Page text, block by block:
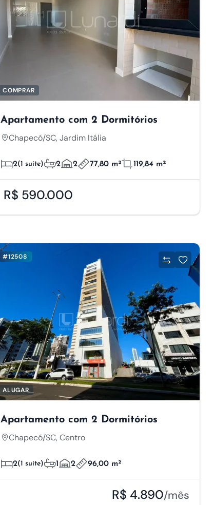
COMPRAR
Apartamento com 2 Dormitórios
Chapecó/SC, Jardim Itália
2(1 suíte) 2 2 77,80 m² 119,84 m²
R$ 590.000
#12508
ALUGAR
Apartamento com 2 Dormitórios
Chapecó/SC, Centro
2(1 suíte) 1 2 96,00 m²
R$ 4.890/mês